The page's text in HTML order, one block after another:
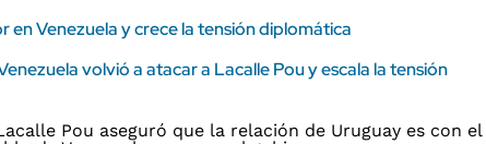
en Venezuela y crece la tensión diplomática
volvió a atacar a Lacalle Pou y escala la tensión